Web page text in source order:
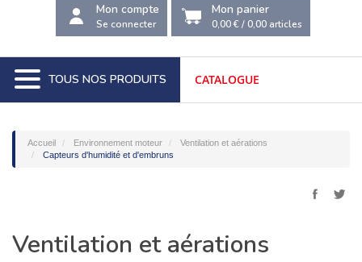
Mon compte
Se connecter
Mon panier
0,00 €/0,00 articles
TOUS NOS PRODUITS CATALOGUE
Accueil Environnement moteur
Ventilation et aérations
Capteurs d'humidité et d'embruns
Ventilation et aérations